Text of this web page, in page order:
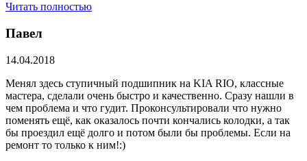
Читать полностью
Павел
14.04.2018
Менял здесь ступичный подшипник на KIA RIO, классные
мастера, сделали очень быстро и качественно. Сразу нашли в
чем проблема и что гудит. Проконсультировали что нужно
поменять ещё, как оказалось почти кончались колодки, а так
бы проездил ещё долго и потом были бы проблемы. Если на
ремонт то только к ним!:)